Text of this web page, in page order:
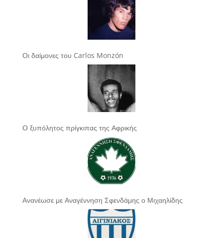
Οι δαίμονες του Carlos Monzón
Ο ξυπόλητος πρίγκιπας της Αφρικής
Ανανέωσε με Αναγέννηση Σφενδάμης ο Μιχαηλίδης